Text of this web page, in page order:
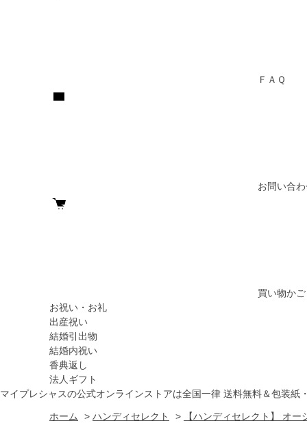
ＦＡＱ
お問い合
買い物かご
お祝い・お礼
出産祝い
結婚引出物
結婚内祝い
香典返し
法人ギフト
マイプレシャスの公式オンラインストアは全国一律 送料無料＆包装紙
ホーム > ハンディセレクト > 【ハンディセレクト】 オー